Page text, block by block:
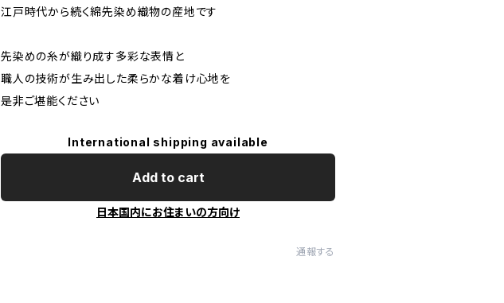
江戸時代から続く綿先染め織物の産地です
先染めの糸が織り成す多彩な表情と
職人の技術が生み出した柔らかな着け心地を
是非ご堪能ください
International shipping available
Add to cart
日本国内にお住まいの方向け
通報する